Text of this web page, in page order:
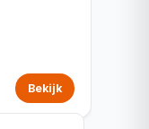
Bekijk